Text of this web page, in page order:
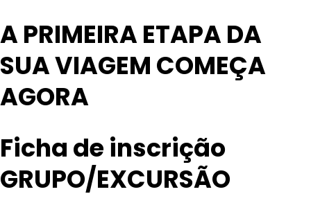
A PRIMEIRA ETAPA DA
SUA VIAGEM COMEÇA
AGORA
Ficha de inscrição
GRUPO/EXCURSÃO